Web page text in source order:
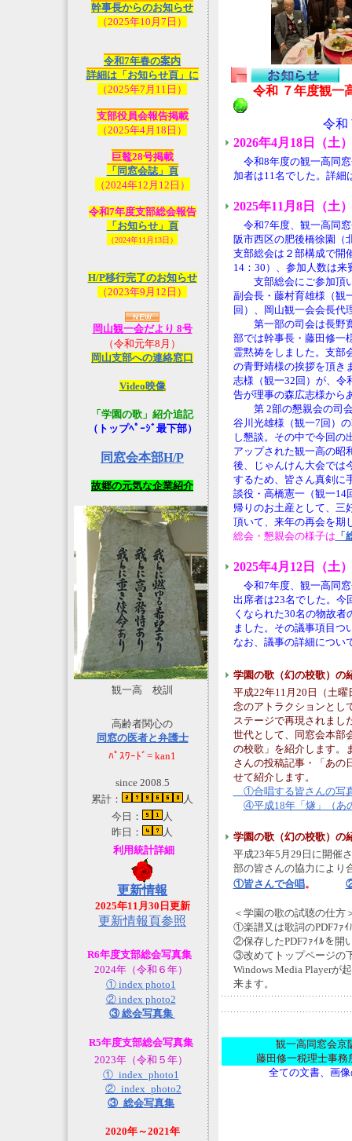
幹事長からのお知らせ
（2025年10月7日）
令和7年春の案内
詳細は「お知らせ頁」に
（2025年7月11日）
支部役員会報告掲載
（2025年4月18日）
巨鼇28号掲載
「同窓会誌」頁
（2024年12月12日）
令和7年度支部総会報告
「お知らせ」頁
（2024年11月13日）
H/P移行完了のお知らせ
（2023年9月12日 ）
岡山観一会だより 8号
（令和元年8月）
岡山支部への連絡窓口
Video映像
「学園の歌」紹介追記
（トップﾍﾟｰｼﾞ最下部）
同窓会本部H/P
故郷の元気な企業紹介
観一高 校訓
高齢者関心の
同窓の医者と弁護士
ﾊﾟｽﾜｰﾄﾞ= kan1
since 2008.5
累計：
人
今日：
人
昨日：
人
利用統計詳細
更新情報
2025年11月30日更新
更新情報頁参照
R6年度支部総会写真集
2024年（令和６年）
① index photo1
② index photo2
③ 総会写真集
R5年度支部総会写真集
2023年（令和５年）
①_index_photo1
②_index_photo2
③_総会写真集
2020年～2021年
令和 ７年度観一
令和
2026年4月18日（土
令和8年度の観一高同
加者は11名でした。詳細
2025年11月8日（土
令和7年度、観一高同
阪市西区の肥後橋徐園（
支部総会は２部構成で開
14：30）、参加人数は
支部総会にご参加頂い
副会長・藤村育雄様（観
回）、岡山観一会会長代
第一部の司会は長野寛
部では幹事長・藤田修一
霊黙祷をしました。支部
の青野靖様の挨拶を頂き
志様（観一32回）が、令
告が理事の森広志様から
第 2部の懇親会の司会
谷川光雄様（観一7回）
し懇談。その中で今回の
アップされた観一高の昭
後、じゃんけん大会では
するため、皆さん真剣に
談役・高橋憲一（観一14
帰りのお土産として、三
頂いて、来年の再会を期
総会・懇親会の様子は
2025年4月12日（土
令和7年度、観一高同
出席者は23名でした。今
くなられた30名の物故
ました。その議事項目つ
なお、議事の詳細につい
学園の歌（幻の校歌）
平成22年11月20日（土
念のアトラクションとし
ステージで再現されまし
世代として、同窓会本部
の校歌」を紹介します。
さんの投稿記事・「あの
せて紹介します。
①合唱する皆さんの写
④平成18年「燧」（あ
学園の歌（幻の校歌）
平成23年5月29日に開催
部の皆さんの協力により
①皆さんで合唱。
＜学園の歌の試聴の仕
①楽譜又は歌詞のPDFﾌｧｲ
②保存したPDFﾌｧｲﾙを開
③改めてトップページの
Windows Media Player
来ます。
観一高同窓会京
藤田修一税理士事務
全ての文書、画